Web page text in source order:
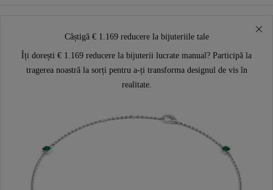
Câștigă € 1.169 reducere la bijuteriile tale
Îți dorești € 1.169 reducere la bijuterii lucrate manual? Participă la
tragerea noastră la sorți pentru a-ți transforma designul de vis în
realitate.